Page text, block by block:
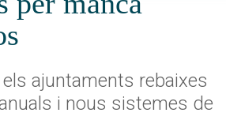
ajuntaments rebaixes
i nous sistemes de